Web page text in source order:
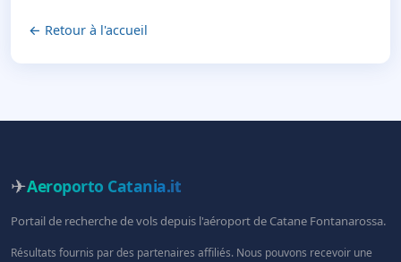
← Retour à l'accueil
✈Aeroporto Catania.it
Portail de recherche de vols depuis l'aéroport de Catane Fontanarossa.
Résultats fournis par des partenaires affiliés. Nous pouvons recevoir une